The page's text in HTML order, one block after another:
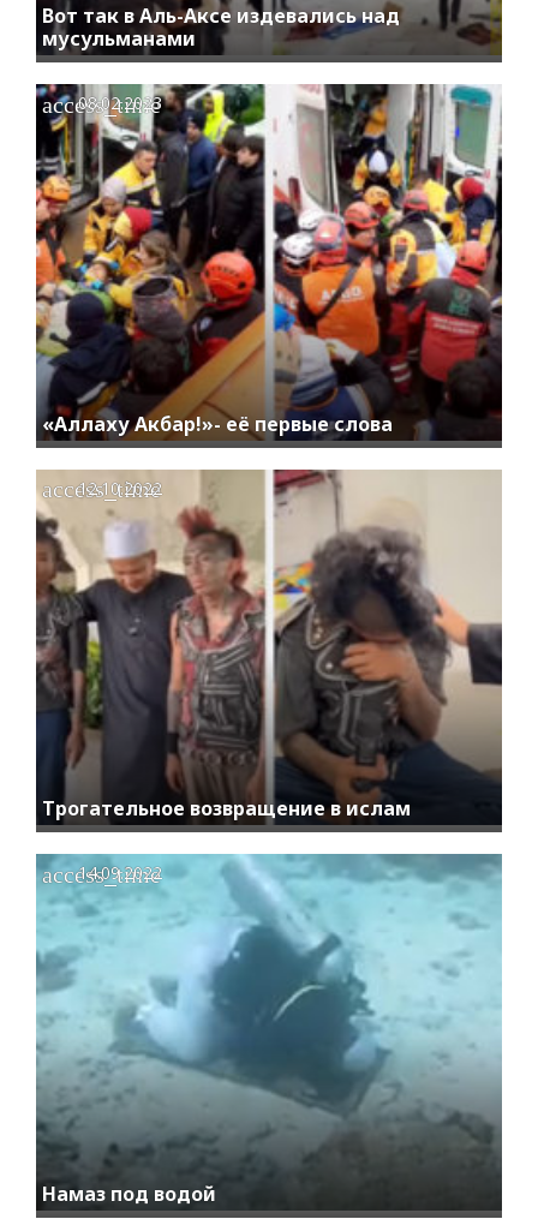
Вот так в Аль-Аксе издевались над
мусульманами
«Аллаху Акбар!»- её первые слова
access_time
08.02.2023
Трогательное возвращение в ислам
access_time
12.10.2022
Намаз под водой
access_time
14.09.2022